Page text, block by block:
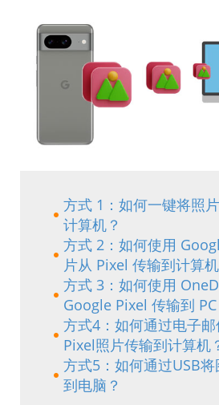
方式 1：如何一键将照
计算机？
方式 2：如何使用
片从 Pixel 传输到计算机
方式 3：如何使用
Google Pixel 传输到 PC
方式4：如何通过电子
Pixel照片传输到计算机
方式5：如何通过USB
到电脑？